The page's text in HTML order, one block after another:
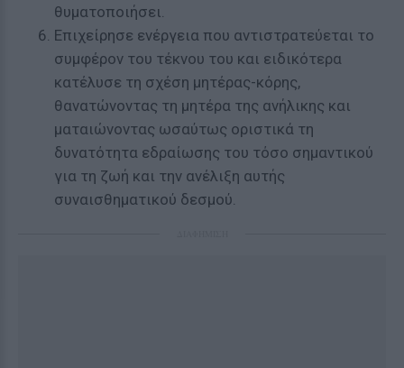
θυματοποιήσει.
Επιχείρησε ενέργεια που αντιστρατεύεται το
συμφέρον του τέκνου του και ειδικότερα
κατέλυσε τη σχέση μητέρας-κόρης,
θανατώνοντας τη μητέρα της ανήλικης και
ματαιώνοντας ωσαύτως οριστικά τη
δυνατότητα εδραίωσης του τόσο σημαντικού
για τη ζωή και την ανέλιξη αυτής
συναισθηματικού δεσμού.